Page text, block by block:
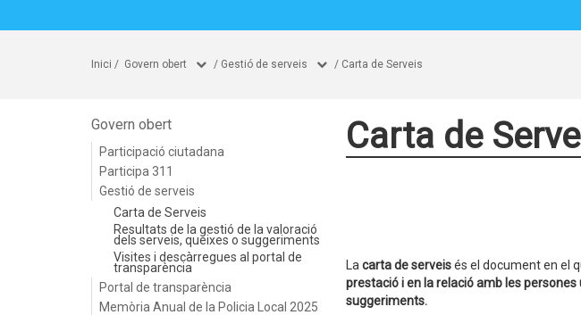
Inici / Govern obert / Gestió de serveis / Carta de Serveis
Govern obert
Participació ciutadana
Participa 311
Gestió de serveis
Carta de Serveis
Resultats de la gestió de la valoració
dels serveis, queixes o suggeriments
Visites i descàrregues al portal de
transparència
Portal de transparència
Memòria Anual de la Policia Local 2025
Carta de
La carta de serveisés el document en el
prestació i en la relació amb les
suggeriments.